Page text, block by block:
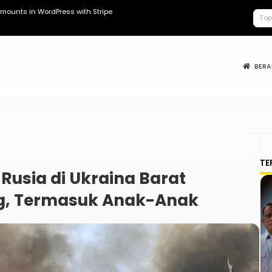
in WordPress with Stripe Kopdes
di Ukraina Barat
Termasuk Anak-Anak